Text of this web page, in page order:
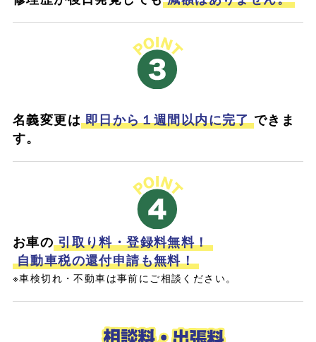
名義変更は 即日から１週間以内に完了 できま
す。
お車の 引取り料・登録料無料！
自動車税の還付申請も無料！
※車検切れ・不動車は事前にご相談ください。